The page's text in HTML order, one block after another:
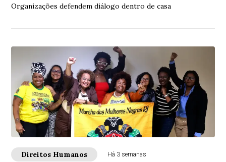
Organizações defendem diálogo dentro de casa
Direitos Humanos Há 3 semanas